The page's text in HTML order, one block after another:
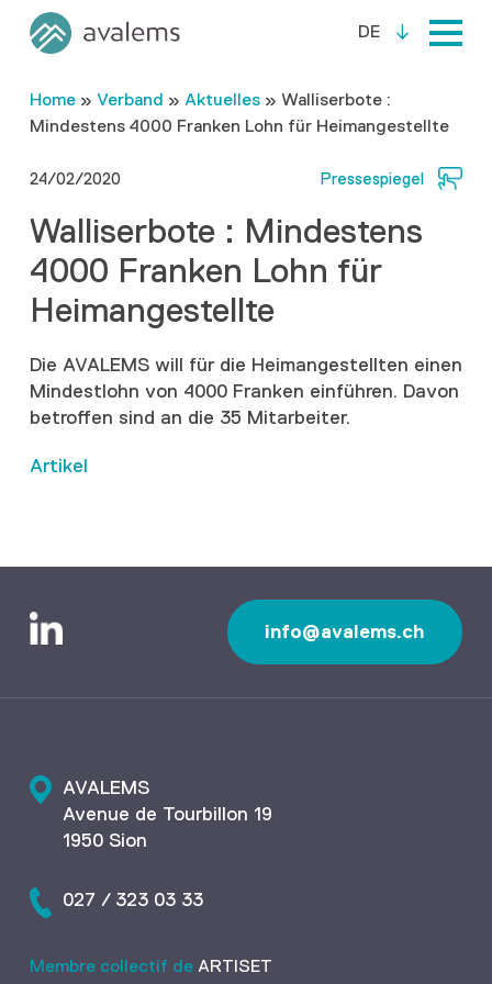
DE
Home» Verband » Aktuelles» Walliserbote :
Mindestens 4000 Franken Lohn für Heimangestellte
24/02/2020 Pressespiegel
Walliserbote : Mindestens
4000 Franken Lohn für
Heimangestellte
Die AVALEMS will für die Heimangestellten einen
Mindestlohn von 4000 Franken einführen. Davon
betroffen sind an die 35 Mitarbeiter.
Artikel
info@avalems.ch
AVALEMS
Avenue de Tourbillon 19
1950 Sion
027 / 323 03 33
Membre collectif deARTISET